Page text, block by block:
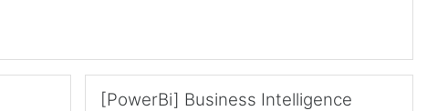
[PowerBi] Business Intelligence